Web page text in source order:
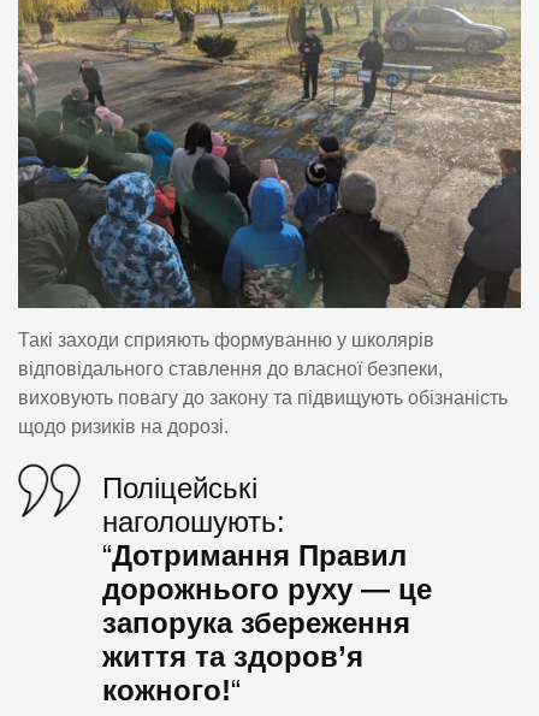
Такі заходи сприяють формуванню у школярів
відповідального ставлення до власної безпеки,
виховують повагу до закону та підвищують обізнаність
щодо ризиків на дорозі.
Поліцейські
наголошують:
“Дотримання Правил
дорожнього руху — це
запорука збереження
життя та здоров’я
кожного!“